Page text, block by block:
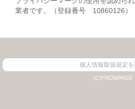
業者です。（登録番号 10860126）
個人情報取扱規定を
(C)FROMPAGE